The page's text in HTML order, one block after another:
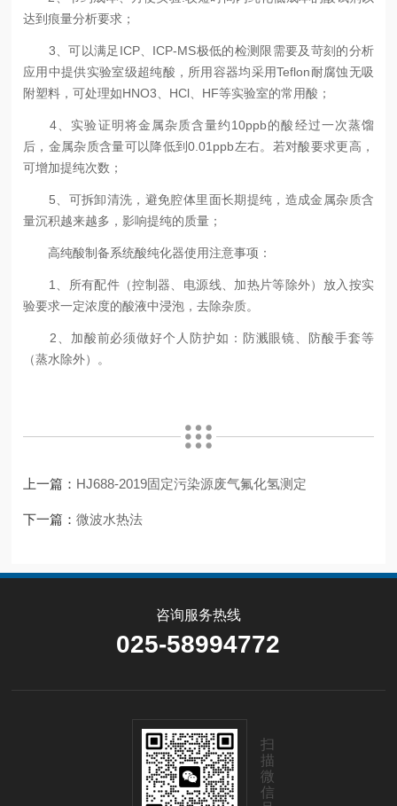
达到痕量分析要求；
3、可以满足ICP、ICP-MS极低的检测限需要及苛刻的分析
应用中提供实验室级超纯酸，所用容器均采用Teflon耐腐蚀无吸
附塑料，可处理如HNO3、HCl、HF等实验室的常用酸；
4、实验证明将金属杂质含量约10ppb的酸经过一次蒸馏
后，金属杂质含量可以降低到0.01ppb左右。若对酸要求更高，
可增加提纯次数；
5、可拆卸清洗，避免腔体里面长期提纯，造成金属杂质含
量沉积越来越多，影响提纯的质量；
高纯酸制备系统酸纯化器使用注意事项：
1、所有配件（控制器、电源线、加热片等除外）放入按实
验要求一定浓度的酸液中浸泡，去除杂质。
2、加酸前必须做好个人防护如：防溅眼镜、防酸手套等
（蒸水除外）。
上一篇： HJ688-2019固定污染源废气氟化氢测定
下一篇：微波水热法
咨询服务热线
025-58994772
扫
描
微
信